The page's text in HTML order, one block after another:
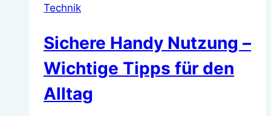
Technik
Sichere Handy Nutzung –
Wichtige Tipps für den
Alltag